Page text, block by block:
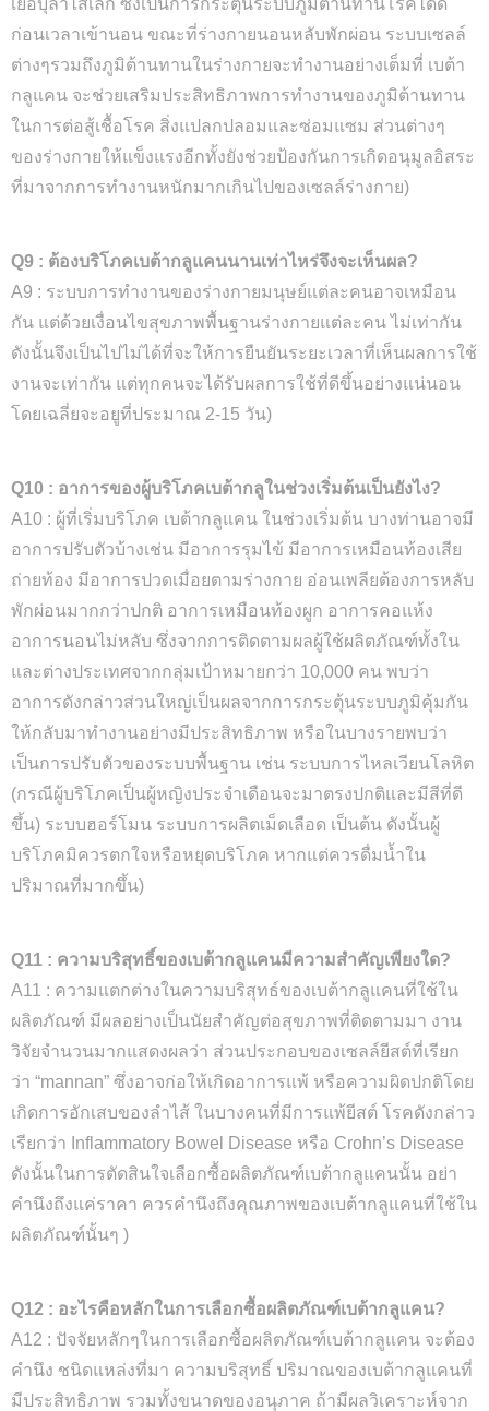
เยื่อบุลำไส้เล็ก ซึ่งเป็นการกระตุ้นระบบภูมิต้านทานโรคได้ดี
ก่อนเวลาเข้านอน ขณะที่ร่างกายนอนหลับพักผ่อน ระบบเซลล์
ต่างๆรวมถึงภูมิต้านทานในร่างกายจะทำงานอย่างเต็มที่ เบต้า
กลูแคน จะช่วยเสริมประสิทธิภาพการทำงานของภูมิต้านทาน
ในการต่อสู้เชื้อโรค สิ่งแปลกปลอมและซ่อมแซม ส่วนต่างๆ
ของร่างกายให้แข็งแรงอีกทั้งยังช่วยป้องกันการเกิดอนุมูลอิสระ
ที่มาจากการทำงานหนักมากเกินไปของเซลล์ร่างกาย)
Q9 : ต้องบริโภคเบต้ากลูแคนนานเท่าไหร่จึงจะเห็นผล?
A9 : ระบบการทำงานของร่างกายมนุษย์แต่ละคนอาจเหมือน
กัน แต่ด้วยเงื่อนไขสุขภาพพื้นฐานร่างกายแต่ละคน ไม่เท่ากัน
ดังนั้นจึงเป็นไปไม่ได้ที่จะให้การยืนยันระยะเวลาที่เห็นผลการใช้
งานจะเท่ากัน แต่ทุกคนจะได้รับผลการใช้ที่ดีขึ้นอย่างแน่นอน
โดยเฉลี่ยจะอยูที่ประมาณ 2-15 วัน)
Q10 : อาการของผู้บริโภคเบต้ากลูในช่วงเริ่มต้นเป็นยังไง?
A10 : ผู้ที่เริ่มบริโภค เบต้ากลูแคน ในช่วงเริ่มต้น บางท่านอาจมี
อาการปรับตัวบ้างเช่น มีอาการรุมไข้ มีอาการเหมือนท้องเสีย
ถ่ายท้อง มีอาการปวดเมื่อยตามร่างกาย อ่อนเพลียต้องการหลับ
พักผ่อนมากกว่าปกติ อาการเหมือนท้องผูก อาการคอแห้ง
อาการนอนไม่หลับ ซึ่งจากการติดตามผลผู้ใช้ผลิตภัณฑ์ทั้งใน
และต่างประเทศจากกลุ่มเป้าหมายกว่า 10,000 คน พบว่า
อาการดังกล่าวส่วนใหญ่เป็นผลจากการกระตุ้นระบบภูมิคุ้มกัน
ให้กลับมาทำงานอย่างมีประสิทธิภาพ หรือในบางรายพบว่า
เป็นการปรับตัวของระบบพื้นฐาน เช่น ระบบการไหลเวียนโลหิต
(กรณีผู้บริโภคเป็นผู้หญิงประจำเดือนจะมาตรงปกติและมีสีที่ดี
ขึ้น) ระบบฮอร์โมน ระบบการผลิตเม็ดเลือด เป็นต้น ดังนั้นผู้
บริโภคมิควรตกใจหรือหยุดบริโภค หากแต่ควรดื่มน้ำใน
ปริมาณที่มากขึ้น)
Q11 : ความบริสุทธิ์ของเบต้ากลูแคนมีความสำคัญเพียงใด?
A11 : ความแตกต่างในความบริสุทธ์ของเบต้ากลูแคนที่ใช้ใน
ผลิตภัณฑ์ มีผลอย่างเป็นนัยสำคัญต่อสุขภาพที่ติดตามมา งาน
วิจัยจำนวนมากแสดงผลว่า ส่วนประกอบของเซลล์ยีสต์ที่เรียก
ว่า “mannan” ซึ่งอาจก่อให้เกิดอาการแพ้ หรือความผิดปกติโดย
เกิดการอักเสบของลำไส้ ในบางคนที่มีการแพ้ยีสต์ โรคดังกล่าว
เรียกว่า Inflammatory Bowel Disease หรือ Crohn’s Disease
ดังนั้นในการตัดสินใจเลือกซื้อผลิตภัณฑ์เบต้ากลูแคนนั้น อย่า
คำนึงถึงแค่ราคา ควรคำนึงถึงคุณภาพของเบต้ากลูแคนที่ใช้ใน
ผลิตภัณฑ์นั้นๆ )
Q12 : อะไรคือหลักในการเลือกซื้อผลิตภัณฑ์เบต้ากลูแคน?
A12 : ปัจจัยหลักๆในการเลือกซื้อผลิตภัณฑ์เบต้ากลูแคน จะต้อง
คำนึง ชนิดแหล่งที่มา ความบริสุทธิ์ ปริมาณของเบต้ากลูแคนที่
มีประสิทธิภาพ รวมทั้งขนาดของอนุภาค ถ้ามีผลวิเคราะห์จาก